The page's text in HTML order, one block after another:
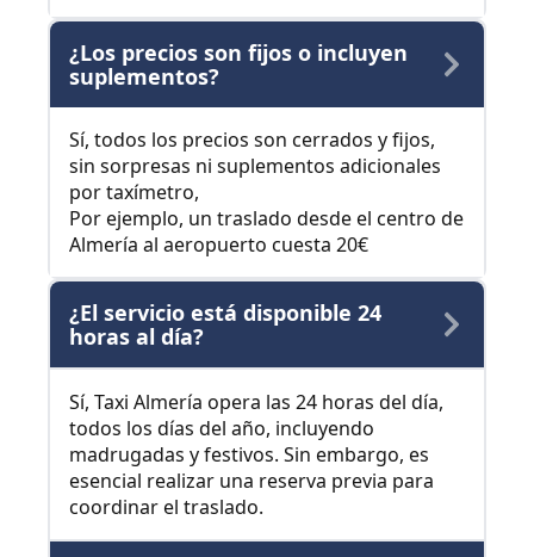
¿Los precios son fijos o incluyen
suplementos?
Sí, todos los precios son cerrados y fijos,
sin sorpresas ni suplementos adicionales
por taxímetro,
Por ejemplo, un traslado desde el centro de
Almería al aeropuerto cuesta 20€
¿El servicio está disponible 24
horas al día?
Sí, Taxi Almería opera las 24 horas del día,
todos los días del año, incluyendo
madrugadas y festivos. Sin embargo, es
esencial realizar una reserva previa para
coordinar el traslado.